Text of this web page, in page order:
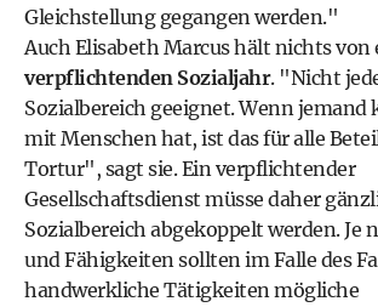
Gleichstellung gegangen werden."
Auch Elisabeth Marcus hält nichts von
verpflichtenden Sozialjahr. "Nicht
Sozialbereich geeignet. Wenn jemand
mit Menschen hat, ist das für alle
Tortur", sagt sie. Ein verpflichtender
Gesellschaftsdienst müsse daher
Sozialbereich abgekoppelt werden. Je
und Fähigkeiten sollten im Falle des
handwerkliche Tätigkeiten mögliche